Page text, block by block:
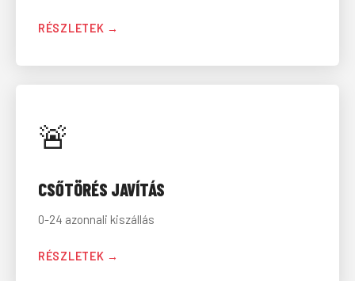
RÉSZLETEK →
🚨
CSŐTÖRÉS JAVÍTÁS
0-24 azonnali kiszállás
RÉSZLETEK →